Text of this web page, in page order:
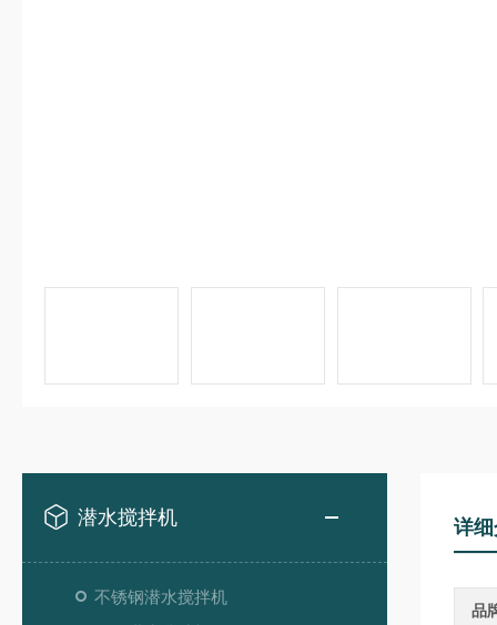
潜水搅拌机
不锈钢潜水搅拌机
详
品